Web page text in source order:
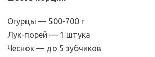
Огурцы — 500-700 г
Лук-порей — 1 штука
Чеснок — до 5 зубчиков